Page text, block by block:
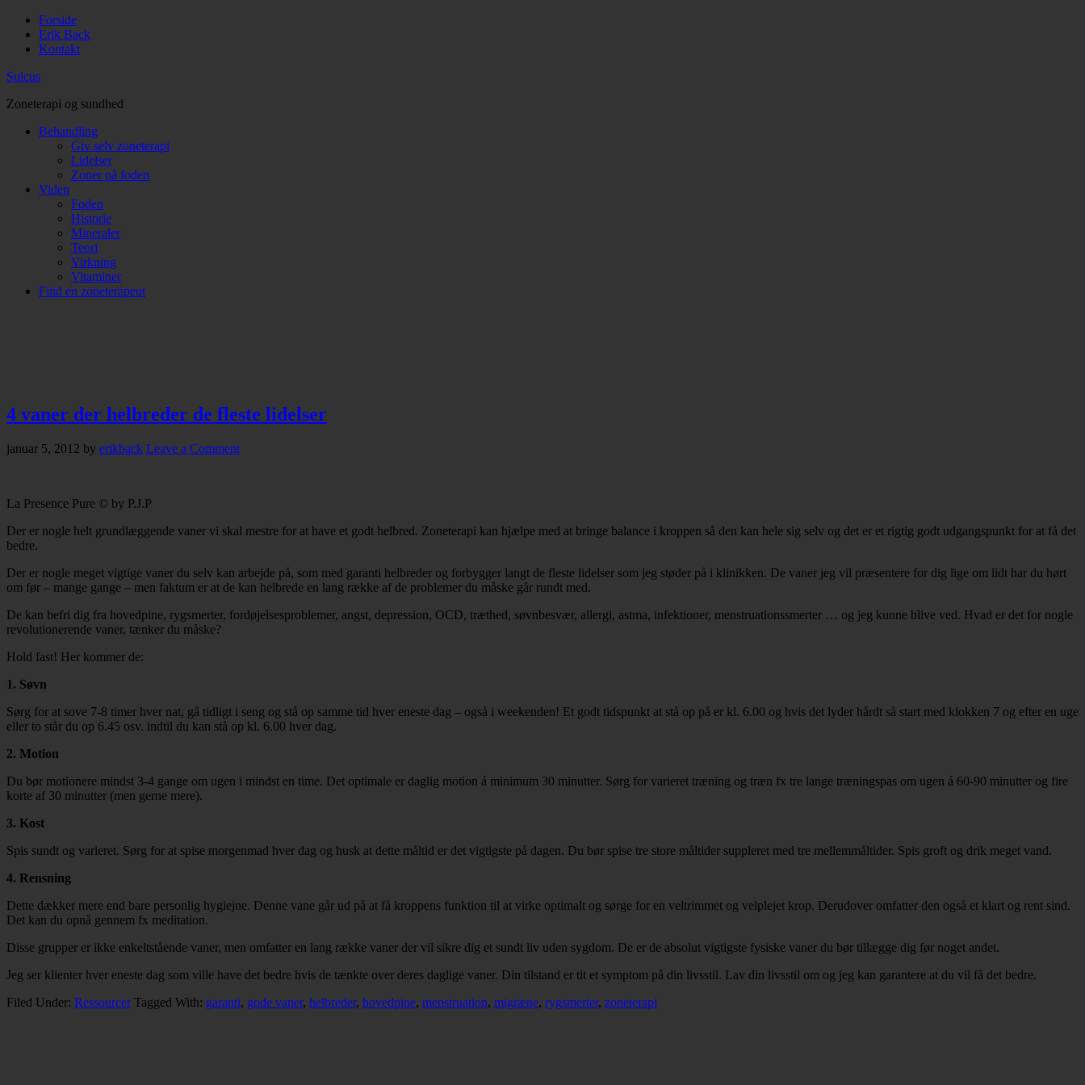
Forside
Erik Back
Kontakt
Sulcus
Zoneterapi og sundhed
Behandling
Giv selv zoneterapi
Lidelser
Zoner på foden
Viden
Foden
Historie
Mineraler
Teori
Virkning
Vitaminer
Find en zoneterapeut
4 vaner der helbreder de fleste lidelser
januar 5, 2012 by erikback Leave a Comment
La Presence Pure © by P.J.P
Der er nogle helt grundlæggende vaner vi skal mestre for at have et godt helbred. Zoneterapi kan hjælpe med at bringe balance i kroppen så den kan hele sig selv og det er et rigtig godt udgangspunkt for at få det
bedre.
Der er nogle meget vigtige vaner du selv kan arbejde på, som med garanti helbreder og forbygger langt de fleste lidelser som jeg støder på i klinikken. De vaner jeg vil præsentere for dig lige om lidt har du hørt
om før – mange gange – men faktum er at de kan helbrede en lang række af de problemer du måske går rundt med.
De kan befri dig fra hovedpine, rygsmerter, fordøjelsesproblemer, angst, depression, OCD, træthed, søvnbesvær, allergi, astma, infektioner, menstruationssmerter … og jeg kunne blive ved. Hvad er det for nogle
revolutionerende vaner, tænker du måske?
Hold fast! Her kommer de:
1. Søvn
Sørg for at sove 7-8 timer hver nat, gå tidligt i seng og stå op samme tid hver eneste dag – også i weekenden! Et godt tidspunkt at stå op på er kl. 6.00 og hvis det lyder hårdt så start med klokken 7 og efter en uge
eller to står du op 6.45 osv. indtil du kan stå op kl. 6.00 hver dag.
2. Motion
Du bør motionere mindst 3-4 gange om ugen i mindst en time. Det optimale er daglig motion á minimum 30 minutter. Sørg for varieret træning og træn fx tre lange træningspas om ugen á 60-90 minutter og fire
korte af 30 minutter (men gerne mere).
3. Kost
Spis sundt og varieret. Sørg for at spise morgenmad hver dag og husk at dette måltid er det vigtigste på dagen. Du bør spise tre store måltider suppleret med tre mellemmåltider. Spis groft og drik meget vand.
4. Rensning
Dette dækker mere end bare personlig hygiejne. Denne vane går ud på at få kroppens funktion til at virke optimalt og sørge for en veltrimmet og velplejet krop. Derudover omfatter den også et klart og rent sind.
Det kan du opnå gennem fx meditation.
Disse grupper er ikke enkeltstående vaner, men omfatter en lang række vaner der vil sikre dig et sundt liv uden sygdom. De er de absolut vigtigste fysiske vaner du bør tillægge dig før noget andet.
Jeg ser klienter hver eneste dag som ville have det bedre hvis de tænkte over deres daglige vaner. Din tilstand er tit et symptom på din livsstil. Lav din livsstil om og jeg kan garantere at du vil få det bedre.
Filed Under: Ressourcer Tagged With: garanti, gode vaner, helbreder, hovedpine, menstruation, migræne, rygsmerter, zoneterapi